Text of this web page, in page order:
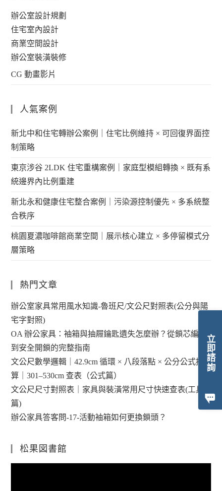
立即諮詢
辦公室設計規劃
住宅室內設計
商業空間設計
辦公室裝潢裝修
CG 動畫影片
人氣案例
新北中和住宅轉辦公案例｜住宅比例維持 × 可回復界面控
制策略
東京涉谷 2LDK 住宅重構案例｜家庭型模組轉換 × 既有系
統邊界內比例重建
新北永和健康住宅整合案例｜污染源控制優先 × 多系統整
合秩序
桃園夏濃咖啡館商業空間｜展示核心建立 × 多停留模式分
層策略
熱門文章
辦公室家具常用風水知識-魯班尺/文公尺對照表(公分與陽
宅字對照)
OA 辦公家具：袖箱與抽屜鑰匙遺失怎麼辦？從鎖芯編碼
到安全開鎖的完整指南
文公尺數學邏輯｜42.9cm 循環 × 八段落點 × 公分公式換
算｜301–530cm 查表（公式篇）
文公尺尺寸對照表｜家具與裝潢常用尺寸快速查表(工具
篇)
辦公家具答客問-17-活動袖箱如何更換鎖頭？
松果図書館